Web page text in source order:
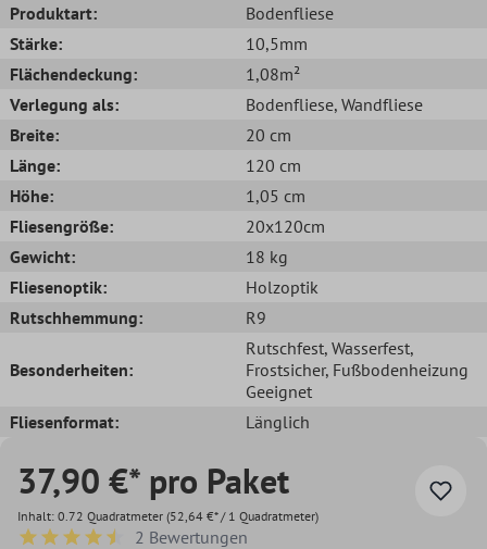
Produktart:
Bodenfliese
Stärke:
10,5mm
Flächendeckung:
1,08m²
Verlegung als:
Bodenfliese, Wandfliese
Breite:
20 cm
Länge:
120 cm
Höhe:
1,05 cm
Fliesengröße:
20x120cm
Gewicht:
18 kg
Fliesenoptik:
Holzoptik
Rutschhemmung:
R9
Besonderheiten:
Rutschfest, Wasserfest,
Frostsicher, Fußbodenheizung
Geeignet
Fliesenformat:
Länglich
37,90 €* pro Paket
Inhalt: 0.72 Quadratmeter (52,64 €* / 1 Quadratmeter)
2 Bewertungen